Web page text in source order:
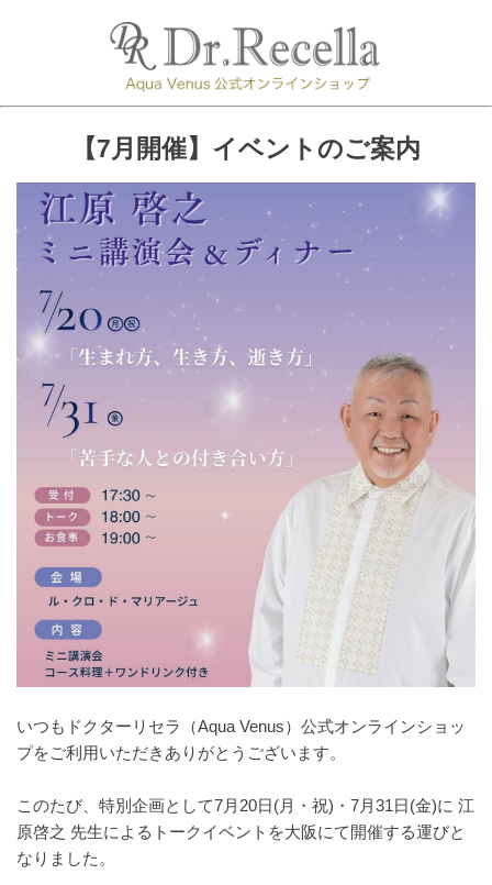
【7月開催】イベントのご案内
いつもドクターリセラ（Aqua Venus）公式オンラインショッ
プをご利用いただきありがとうございます。
このたび、特別企画として7月20日(月・祝)・7月31日(金)に 江
原啓之 先生によるトークイベントを大阪にて開催する運びと
なりました。